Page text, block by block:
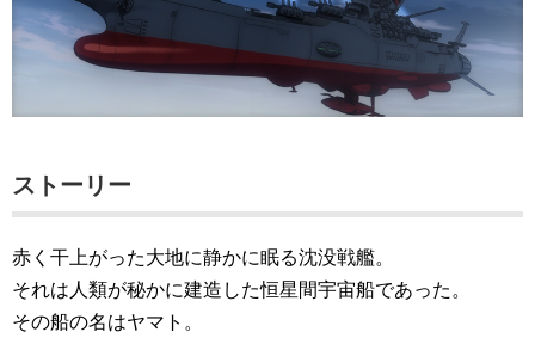
ストーリー
赤く干上がった大地に静かに眠る沈没戦艦。
それは人類が秘かに建造した恒星間宇宙船であった。
その船の名はヤマト。